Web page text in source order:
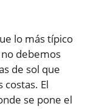
lo más típico
no debemos
de sol que
El
se pone el